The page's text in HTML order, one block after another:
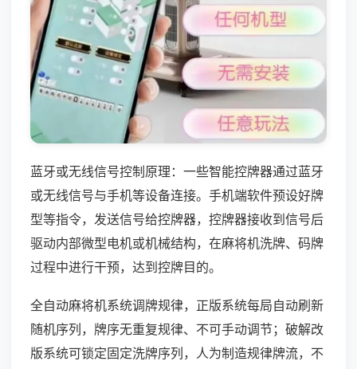
蓝牙或无线信号控制原理：一些智能控牌器通过蓝牙
或无线信号与手机等设备连接。手机端软件预设好牌
型等指令，发送信号给控牌器，控牌器接收到信号后
驱动内部微型电机或机械结构，在麻将机洗牌、码牌
过程中进行干预，达到控牌目的。
全自动麻将机系统调牌规律，正版系统每局自动刷新
随机序列，牌序无重复规律、不可手动调节；破解改
版系统可锁定固定洗牌序列，人为制造规律牌流，不